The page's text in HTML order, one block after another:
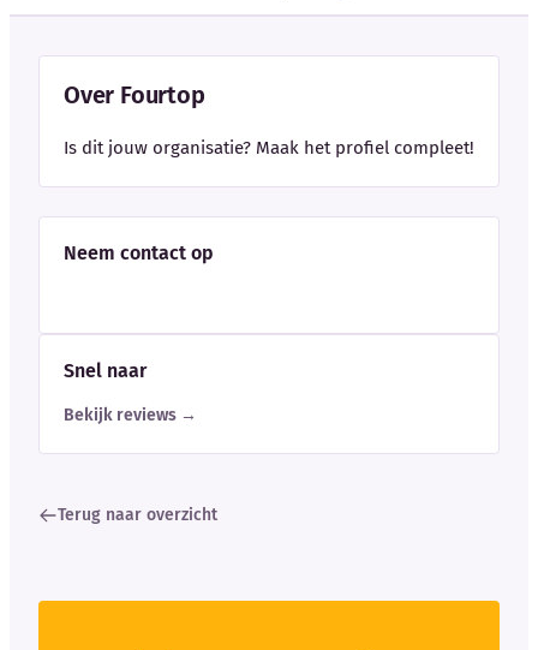
Over Fourtop
Is dit jouw organisatie? Maak het profiel compleet!
Neem contact op
Snel naar
Bekijk reviews →
Terug naar overzicht